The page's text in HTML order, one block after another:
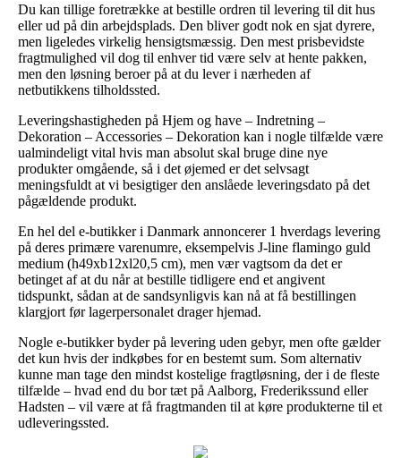
Du kan tillige foretrække at bestille ordren til levering til dit hus
eller ud på din arbejdsplads. Den bliver godt nok en sjat dyrere,
men ligeledes virkelig hensigtsmæssig. Den mest prisbevidste
fragtmulighed vil dog til enhver tid være selv at hente pakken,
men den løsning beroer på at du lever i nærheden af
netbutikkens tilholdssted.
Leveringshastigheden på Hjem og have – Indretning –
Dekoration – Accessories – Dekoration kan i nogle tilfælde være
ualmindeligt vital hvis man absolut skal bruge dine nye
produkter omgående, så i det øjemed er det selvsagt
meningsfuldt at vi besigtiger den anslåede leveringsdato på det
pågældende produkt.
En hel del e-butikker i Danmark annoncerer 1 hverdags levering
på deres primære varenumre, eksempelvis J-line flamingo guld
medium (h49xb12xl20,5 cm), men vær vagtsom da det er
betinget af at du når at bestille tidligere end et angivent
tidspunkt, sådan at de sandsynligvis kan nå at få bestillingen
klargjort før lagerpersonalet drager hjemad.
Nogle e-butikker byder på levering uden gebyr, men ofte gælder
det kun hvis der indkøbes for en bestemt sum. Som alternativ
kunne man tage den mindst kostelige fragtløsning, der i de fleste
tilfælde – hvad end du bor tæt på Aalborg, Frederikssund eller
Hadsten – vil være at få fragtmanden til at køre produkterne til et
udleveringssted.